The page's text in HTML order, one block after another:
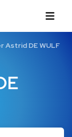
Astrid DE WULF